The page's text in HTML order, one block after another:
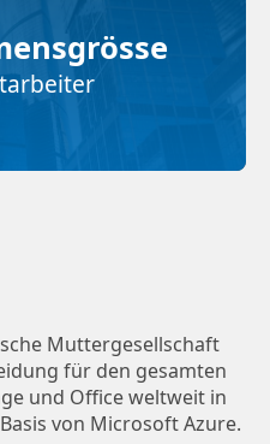
Muttergesellschaft
für den gesamten
und Office weltweit in
von Microsoft Azure.